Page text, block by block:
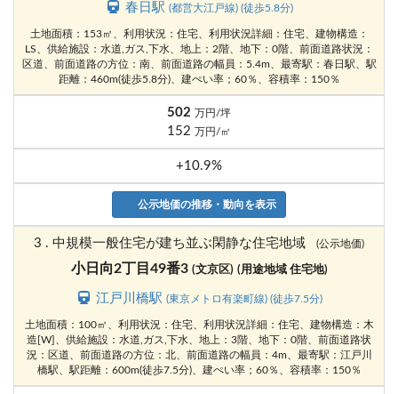
春日駅(都営大江戸線) (徒歩5.8分)
土地面積：153㎡、利用状況：住宅、利用状況詳細：住宅、建物構造：
LS、供給施設：水道,ガス,下水、地上：2階、地下：0階、前面道路状況：
区道、前面道路の方位：南、前面道路の幅員：5.4m、最寄駅：春日駅、駅
距離：460m(徒歩5.8分)、建ぺい率；60％、容積率：150％
502 万円/坪
152 万円/㎡
+10.9%
公示地価の推移・動向を表示
3 . 中規模一般住宅が建ち並ぶ閑静な住宅地域 (公示地価)
小日向2丁目49番3 (文京区) (用途地域 住宅地)
江戸川橋駅(東京メトロ有楽町線) (徒歩7.5分)
土地面積：100㎡、利用状況：住宅、利用状況詳細：住宅、建物構造：木
造[W]、供給施設：水道,ガス,下水、地上：3階、地下：0階、前面道路状
況：区道、前面道路の方位：北、前面道路の幅員：4m、最寄駅：江戸川
橋駅、駅距離：600m(徒歩7.5分)、建ぺい率；60％、容積率：150％